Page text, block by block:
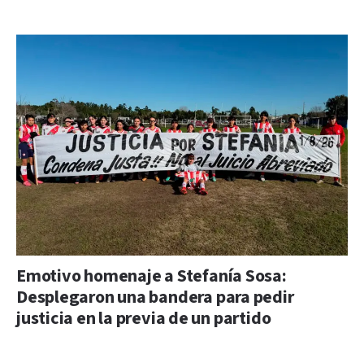
Emotivo homenaje a Stefanía Sosa:
Desplegaron una bandera para pedir
justicia en la previa de un partido